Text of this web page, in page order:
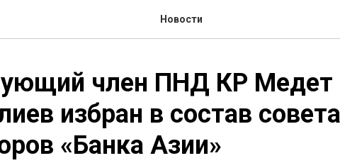
Новости
член ПНД КР Медет
избран в состав совета
«Банка Азии»